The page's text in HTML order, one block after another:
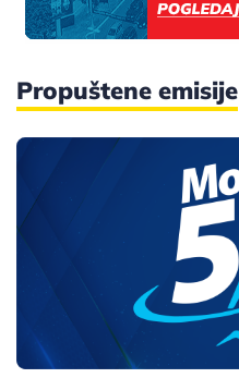
Propuštene emisije